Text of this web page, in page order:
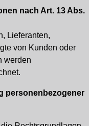
nach Art. 13 Abs.
Lieferanten,
von Kunden oder
werden
personenbezogener